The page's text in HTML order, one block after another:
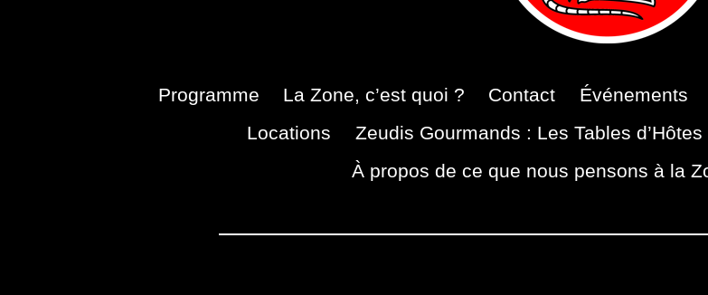
Programme La Zone, c’est quoi ? Contact Événements
Locations
Zeudis Gourmands : Les Tables
À propos de ce que nous pensons à la